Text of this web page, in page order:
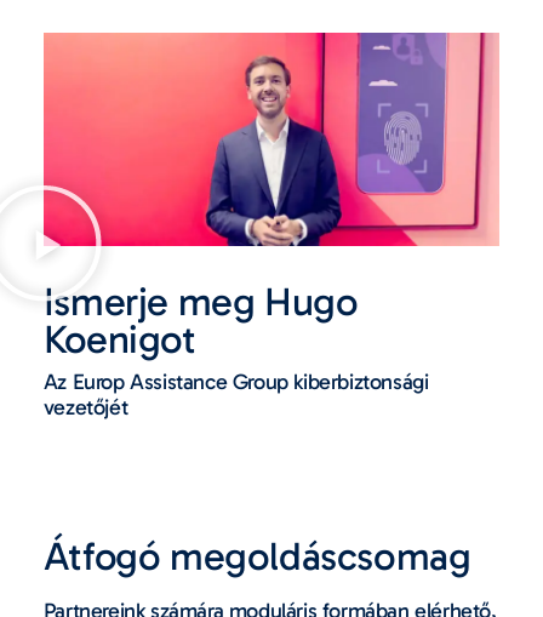
Ismerje meg Hugo
Koenigot
Az Europ Assistance Group kiberbiztonsági
vezetőjét
Átfogó megoldáscsomag
Partnereink számára moduláris formában elérhető,